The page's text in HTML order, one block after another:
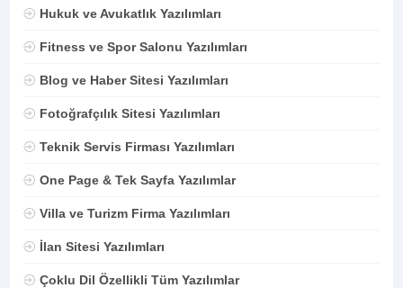
Hukuk ve Avukatlık Yazılımları
Fitness ve Spor Salonu Yazılımları
Blog ve Haber Sitesi Yazılımları
Fotoğrafçılık Sitesi Yazılımları
Teknik Servis Firması Yazılımları
One Page & Tek Sayfa Yazılımlar
Villa ve Turizm Firma Yazılımları
İlan Sitesi Yazılımları
Çoklu Dil Özellikli Tüm Yazılımlar